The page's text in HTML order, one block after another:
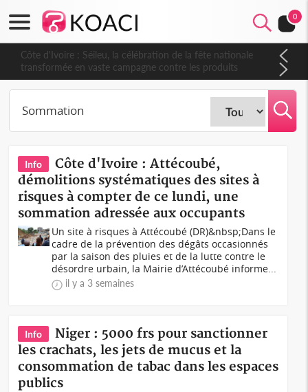
0
Côte d'Ivoire : Séileu, la célébration de la fête nationale
transformée en vaste campagne contre les produits
dépigmentants dangereux
Info
Côte d'Ivoire : Attécoubé,
démolitions systématiques des sites à
risques à compter de ce lundi, une
sommation adressée aux occupants
Un site à risques à Attécoubé (DR)&nbsp;Dans le
cadre de la prévention des dégâts occasionnés
par la saison des pluies et de la lutte contre le
désordre urbain, la Mairie d’Attécoubé informe...
il y a 3 semaines
Info
Niger : 5000 frs pour sanctionner
les crachats, les jets de mucus et la
consommation de tabac dans les espaces
publics